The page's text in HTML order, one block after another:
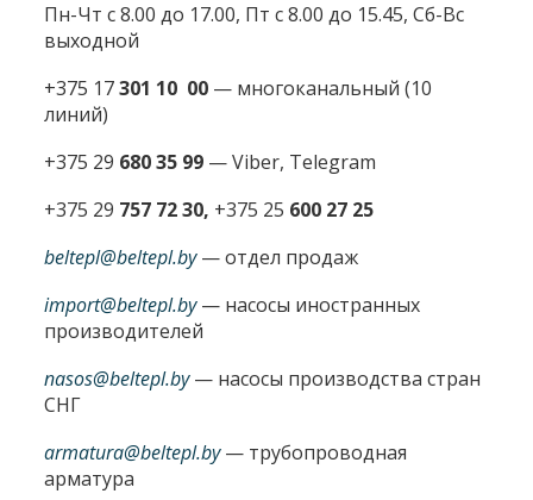
Пн-Чт с 8.00 до 17.00, Пт с 8.00 до 15.45, Сб-Вс
выходной
+375 17301 10 00 — многоканальный (10
линий)
+375 29 680 35 99 — Viber, Telegram
+375 29 757 72 30, +375 25 600 27 25
beltepl@beltepl.by— отдел продаж
import@beltepl.by— насосы иностранных
производителей
nasos@beltepl.by— насосы производства стран
СНГ
armatura@beltepl.by— трубопроводная
арматура